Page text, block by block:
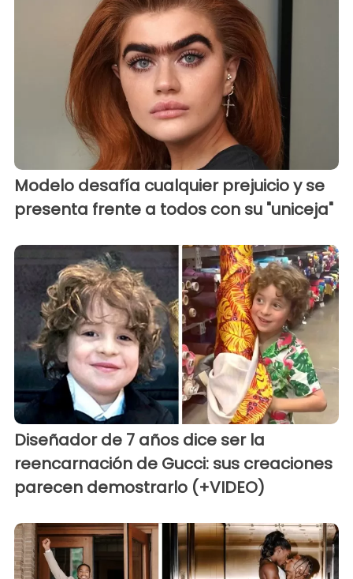
Modelo desafía cualquier prejuicio y se
presenta frente a todos con su "uniceja"
Diseñador de 7 años dice ser la
reencarnación de Gucci: sus creaciones
parecen demostrarlo (+VIDEO)